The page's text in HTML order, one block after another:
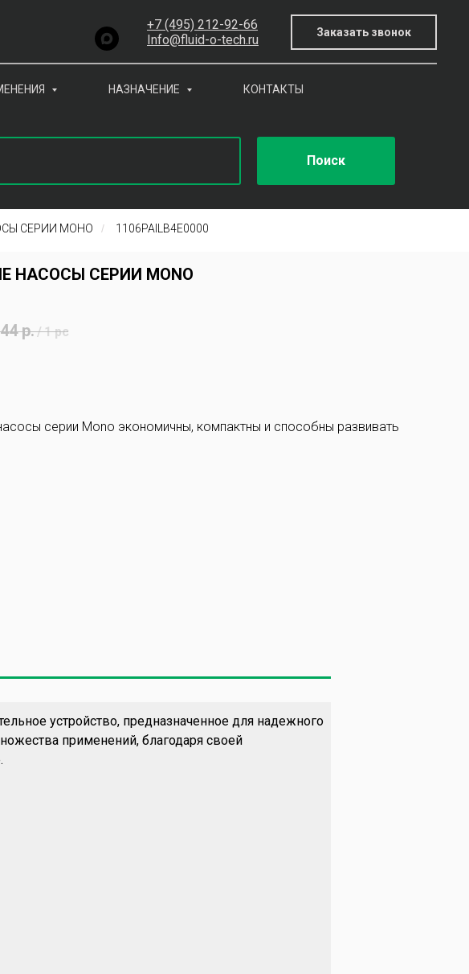
+7 (495) 212-92-66
Info@fluid-o-tech.ru
Заказать звонок
НАЗНАЧЕНИЕ КОНТАКТЫ
Поиск
СЕРИИ МОНО / 1106PAILB4E0000
НАСОСЫ СЕРИИ MONO
р./1 pc
серии Mono экономичны, компактны и способны развивать
устройство, предназначенное для надежного
применений, благодаря своей